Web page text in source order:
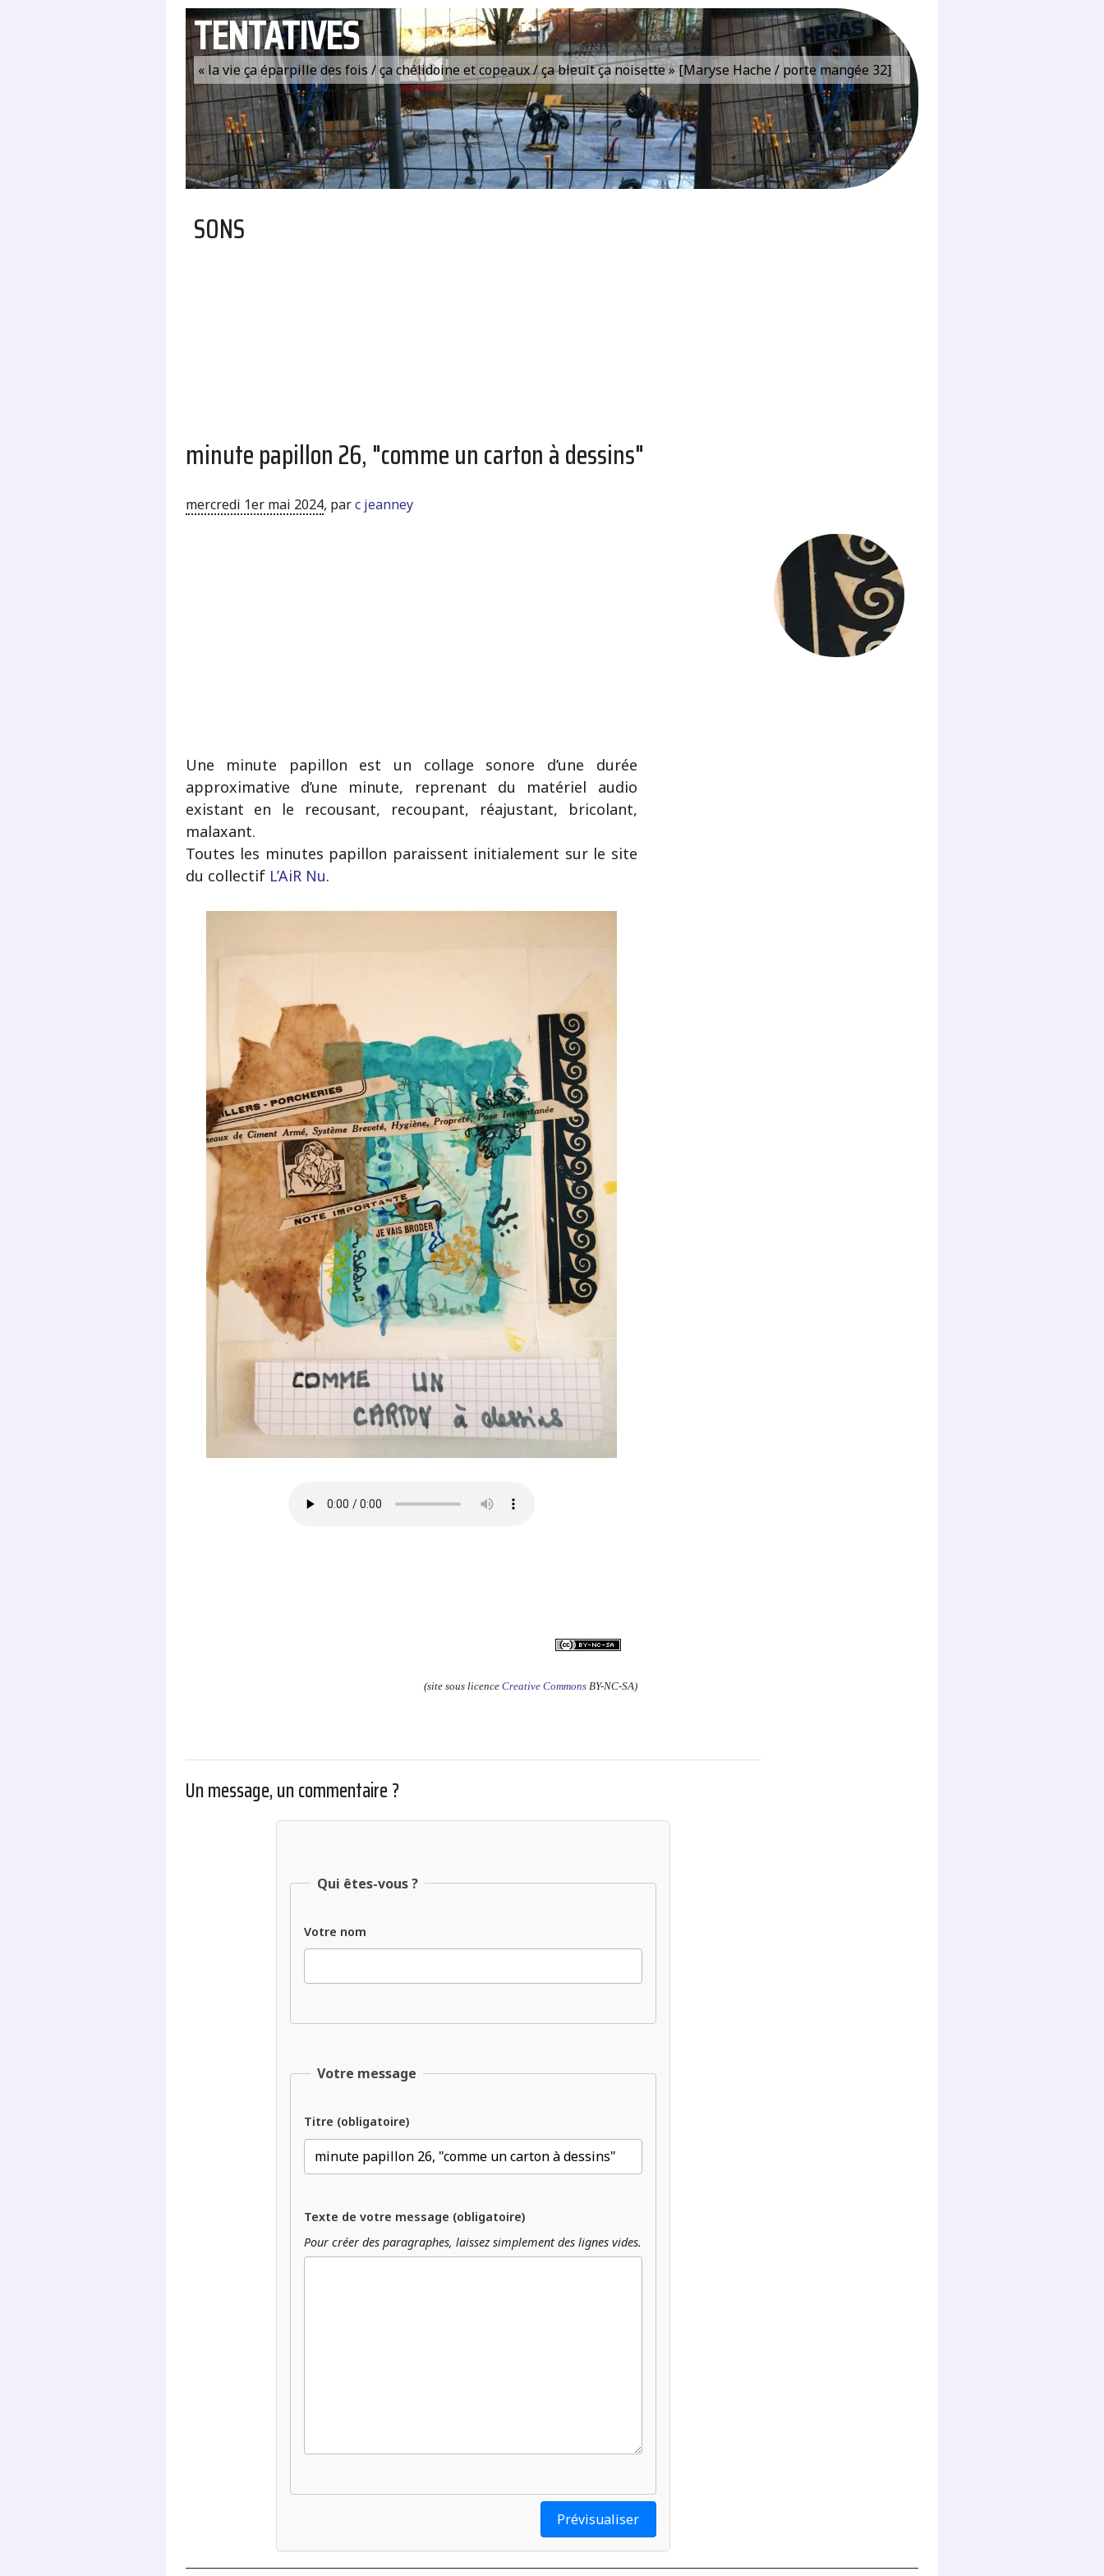
TENTATIVES
« la vie ça éparpille des fois / ça chélidoine et copeaux / ça bleuit ça noisette » [Maryse Hache / porte mangée 32]
SONS
minute papillon 26, "comme un carton à dessins"
mercredi 1er mai 2024, parc jeanney
Une minute papillon est un collage sonore d’une durée
approximative d’une minute, reprenant du matériel audio
existant en le recousant, recoupant, réajustant, bricolant,
malaxant.
Toutes les minutes papillon paraissent initialement sur le site
du collectif L’AiR Nu.
(site sous licence Creative CommonsBY-NC-SA)
Un message, un commentaire ?
Qui êtes-vous ?
Votre nom
Votre message
Titre (obligatoire)
Texte de votre message (obligatoire)
Pour créer des paragraphes, laissez simplement des lignes vides.